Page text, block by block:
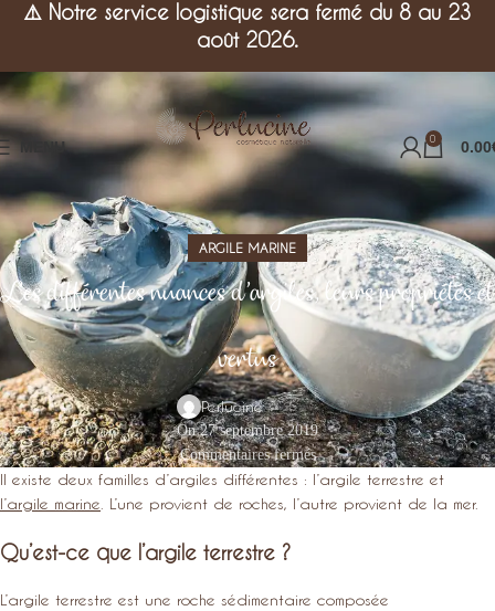
MENU 0 0.00
ARGILE MARINE
Les différentes nuances d’argiles, leurs propriétés et
vertus
Perlucine
On 27 septembre 2019
Commentaires fermés
Il existe deux familles d’argiles différentes : l’argile terrestre et
l’argile marine . L’une provient de roches, l’autre provient de la mer.
Qu’est-ce que l’argile terrestre ?
L’argile terrestre est une roche sédimentaire composée
⚠️ Notre service logistique sera fermé du 8 au 23
août 2026.